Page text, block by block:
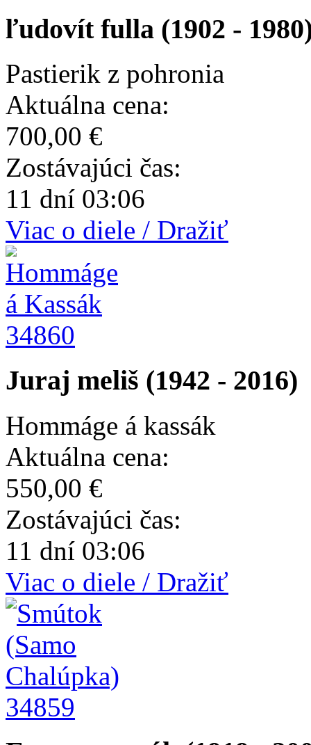
ľudovít fulla (1902 -
Pastierik z pohronia
Aktuálna cena:
700,00 €
Zostávajúci čas:
11 dní 03:06
Viac o diele / Dražiť
34860
Juraj meliš (1942 - 2016)
Hommáge á kassák
Aktuálna cena:
550,00 €
Zostávajúci čas:
11 dní 03:06
Viac o diele / Dražiť
34859